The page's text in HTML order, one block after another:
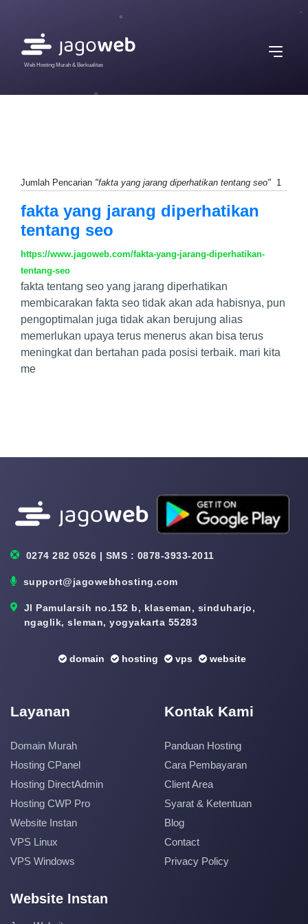
Web Hosting Murah & Berkualitas
Jumlah Pencarian "fakta yang jarang diperhatikan tentang seo" 1
fakta yang jarang diperhatikan
tentang seo
https://www.jagoweb.com/fakta-yang-jarang-diperhatikan-
tentang-seo
fakta tentang seo yang jarang diperhatikan
membicarakan fakta seo tidak akan ada habisnya, pun
pengoptimalan juga tidak akan berujung alias
memerlukan upaya terus menerus akan bisa terus
meningkat dan bertahan pada posisi terbaik. mari kita
me
0274 282 0526 | SMS : 0878-3933-2011
support@jagowebhosting.com
Jl Pamularsih no.152 b, klaseman, sinduharjo,
ngaglik, sleman, yogyakarta 55283
domain hosting vps website
Layanan
Domain Murah
Hosting CPanel
Hosting DirectAdmin
Hosting CWP Pro
Website Instan
VPS Linux
VPS Windows
Kontak Kami
Panduan Hosting
Cara Pembayaran
Client Area
Syarat & Ketentuan
Blog
Contact
Privacy Policy
Website Instan